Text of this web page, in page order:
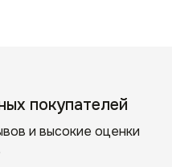
покупателей
и высокие оценки